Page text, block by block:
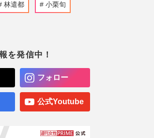
林遣都 小栗旬
を発信中！
フォロー
公式Youtube